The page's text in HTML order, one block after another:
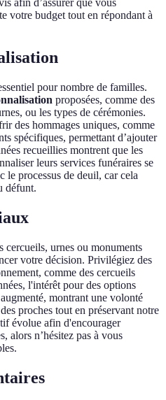
afin d’assurer que vous
votre budget tout en répondant à
pour nombre de familles.
proposées, comme des
ou les types de cérémonies.
des hommages uniques, comme
spécifiques, permettant d’ajouter
recueillies montrent que les
leurs services funéraires se
le processus de deuil, car cela
défunt.
cercueils, urnes ou monuments
votre décision. Privilégiez des
comme des cercueils
l'intérêt pour des options
montrant une volonté
proches tout en préservant notre
évolue afin d'encourager
alors n’hésitez pas à vous